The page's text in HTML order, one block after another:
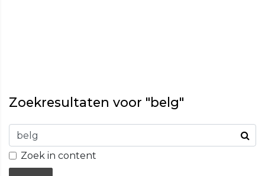
Zoekresultaten voor "belg"
Zoek in content